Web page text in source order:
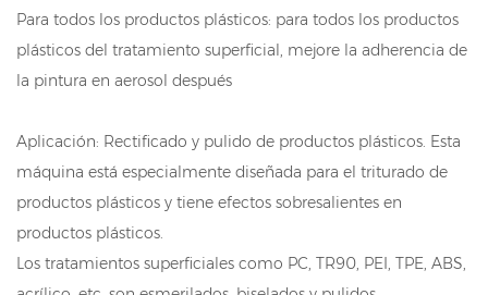
Para todos los productos plásticos: para todos los productos
plásticos del tratamiento superficial, mejore la adherencia de
la pintura en aerosol después
Aplicación: Rectificado y pulido de productos plásticos. Esta
máquina está especialmente diseñada para el triturado de
productos plásticos y tiene efectos sobresalientes en
productos plásticos.
Los tratamientos superficiales como PC, TR90, PEI, TPE, ABS,